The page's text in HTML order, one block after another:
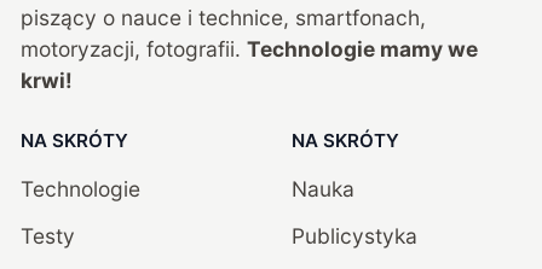
piszący o nauce i technice, smartfonach,
motoryzacji, fotografii. Technologie mamy we
krwi!
NA SKRÓTY
Technologie
Testy
NA SKRÓTY
Nauka
Publicystyka